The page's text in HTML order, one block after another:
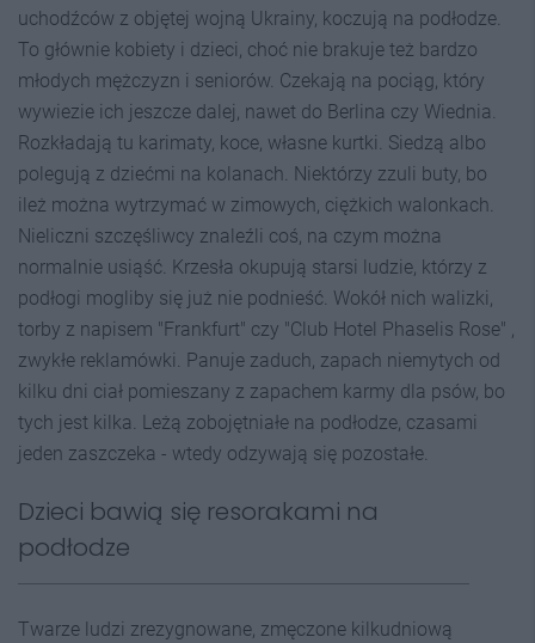
uchodźców z objętej wojną Ukrainy, koczują na podłodze.
To głównie kobiety i dzieci, choć nie brakuje też bardzo
młodych mężczyzn i seniorów. Czekają na pociąg, który
wywiezie ich jeszcze dalej, nawet do Berlina czy Wiednia.
Rozkładają tu karimaty, koce, własne kurtki. Siedzą albo
polegują z dziećmi na kolanach. Niektórzy zzuli buty, bo
ileż można wytrzymać w zimowych, ciężkich walonkach.
Nieliczni szczęśliwcy znaleźli coś, na czym można
normalnie usiąść. Krzesła okupują starsi ludzie, którzy z
podłogi mogliby się już nie podnieść. Wokół nich walizki,
torby z napisem "Frankfurt" czy "Club Hotel Phaselis Rose" ,
zwykłe reklamówki. Panuje zaduch, zapach niemytych od
kilku dni ciał pomieszany z zapachem karmy dla psów, bo
tych jest kilka. Leżą zobojętniałe na podłodze, czasami
jeden zaszczeka - wtedy odzywają się pozostałe.
Dzieci bawią się resorakami na
podłodze
Twarze ludzi zrezygnowane, zmęczone kilkudniową